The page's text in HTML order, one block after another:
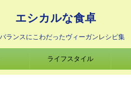
エシカルな食卓
ランスにこわだったヴィーガンレシピ集
ライフスタイル